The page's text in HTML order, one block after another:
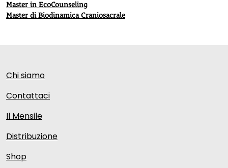
Master in EcoCounseling
Master di Biodinamica Craniosacrale
Chi siamo
Contattaci
Il Mensile
Distribuzione
Shop